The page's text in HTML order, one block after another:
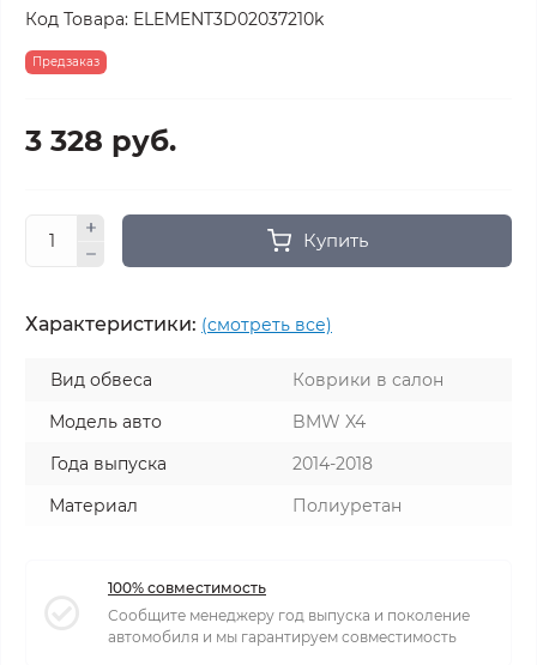
Код Товара: ELEMENT3D02037210k
Предзаказ
3 328 руб.
Купить
Характеристики: (смотреть все)
Вид обвеса
Коврики в салон
Модель авто
BMW X4
Года выпуска
2014-2018
Материал
Полиуретан
100% совместимость
Сообщите менеджеру год выпуска и поколение
автомобиля и мы гарантируем совместимость